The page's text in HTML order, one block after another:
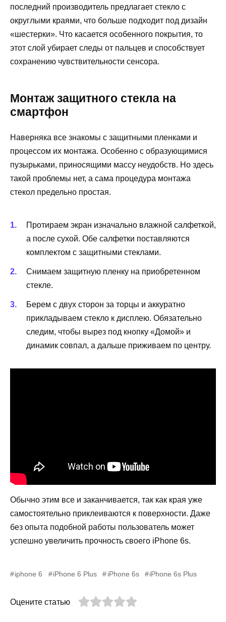
последний производитель предлагает стекло с
округлыми краями, что больше подходит под дизайн
«шестерки». Что касается особенного покрытия, то
этот слой убирает следы от пальцев и способствует
сохранению чувствительности сенсора.
Монтаж защитного стекла на
смартфон
Наверняка все знакомы с защитными пленками и
процессом их монтажа. Особенно с образующимися
пузырьками, приносящими массу неудобств. Но здесь
такой проблемы нет, а сама процедура монтажа
стекол предельно простая.
Протираем экран изначально влажной салфеткой,
а после сухой. Обе салфетки поставляются
комплектом с защитными стеклами.
Снимаем защитную пленку на приобретенном
стекле.
Берем с двух сторон за торцы и аккуратно
прикладываем стекло к дисплею. Обязательно
следим, чтобы вырез под кнопку «Домой» и
динамик совпал, а дальше приживаем по центру.
Обычно этим все и заканчивается, так как края уже
самостоятельно приклеиваются к поверхности. Даже
без опыта подобной работы пользователь может
успешно увеличить прочность своего iPhone 6s.
iphone 6 iPhone 6 Plus iPhone 6s iPhone 6s Plus
Оцените статью